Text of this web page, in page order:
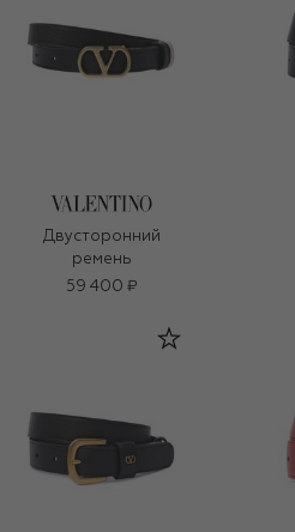
Двусторонний
ремень
59 400 ₽